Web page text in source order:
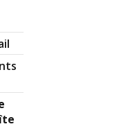
complément
DU SITE
à lire cher
pour rendre
avec aussi